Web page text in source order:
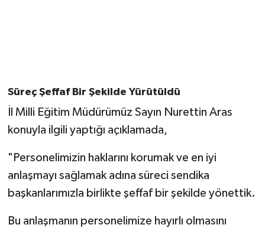
Süreç Şeffaf Bir Şekilde Yürütüldü
İl Milli Eğitim Müdürümüz Sayın Nurettin Aras
konuyla ilgili yaptığı açıklamada,
"Personelimizin haklarını korumak ve en iyi
anlaşmayı sağlamak adına süreci sendika
başkanlarımızla birlikte şeffaf bir şekilde yönettik.
Bu anlaşmanın personelimize hayırlı olmasını